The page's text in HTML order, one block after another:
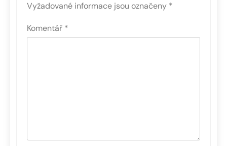
Vyžadované informace jsou označeny *
Komentář *